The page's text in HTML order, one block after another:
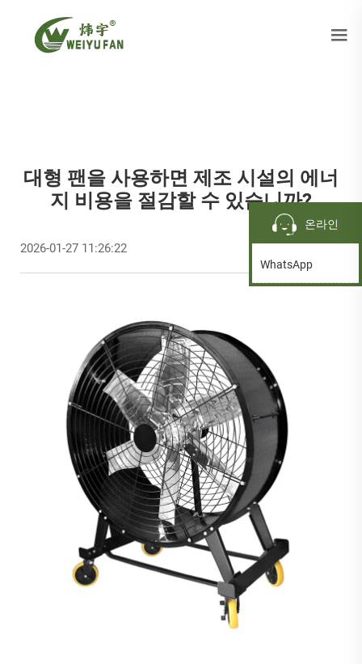
대형 팬을 사용하면 제조 시설의 에너
지 비용을 절감할 수 있습니까?
2026-01-27 11:26:22
온라인
WhatsApp